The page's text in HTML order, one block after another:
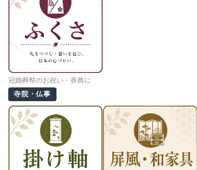
冠婚葬祭のお祝い・香典に
寺院・仏事